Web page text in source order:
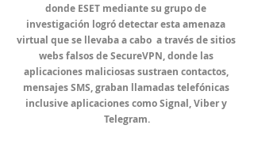
donde ESET mediante su grupo de
investigación logró detectar esta amenaza
virtual que se llevaba a cabo  a través de sitios
webs falsos de SecureVPN, donde las
aplicaciones maliciosas sustraen contactos,
mensajes SMS, graban llamadas telefónicas
inclusive aplicaciones como Signal, Viber y
Telegram.